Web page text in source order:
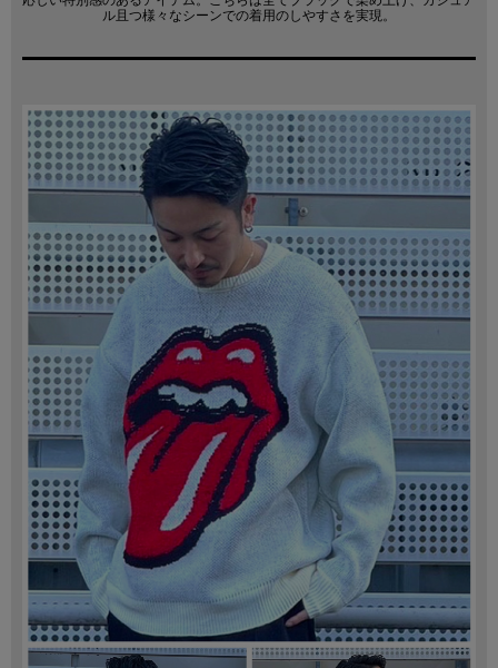
ル且つ様々なシーンでの着用のしやすさを実現。